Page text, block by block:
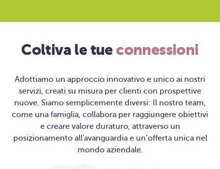
Coltiva le tueconnessioni
Adottiamo un approccio innovativo e unico ai nostri
servizi, creati su misura per clienti con prospettive
nuove. Siamo semplicemente diversi: Il nostro team,
come una famiglia, collabora per raggiungere obiettivi
e creare valore duraturo, attraverso un
posizionamento all'avanguardia e un’offerta unica nel
mondo aziendale.